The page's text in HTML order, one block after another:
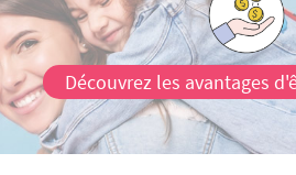
Découvrez les avantages